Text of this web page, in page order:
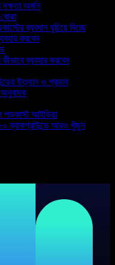
দক্ষতা অর্জন
ব্যবধান ঘুচিয়ে দিচ্ছে
করবেন
ব্যবহার করবেন
উত্থান ও প্রভাব
অনুবাদক
পডকাস্ট আইডিয়া
ব্যাকগ্রাউন্ডে আরও খুঁজুন